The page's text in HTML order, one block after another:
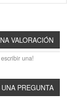
una!